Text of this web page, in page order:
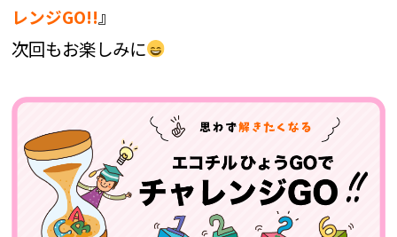
レンジGO!!』
次回もお楽しみに